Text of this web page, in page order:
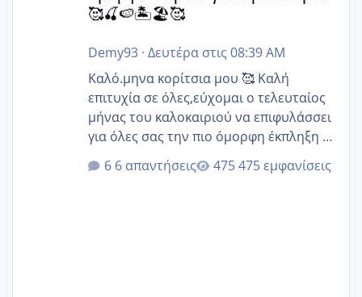
🥰🍒🍉🏝️🏖️🥰
Demy93· Δευτέρα στις 08:39 AM
Καλό.μηνα κορίτσια μου 🥰 Καλή
επιτυχία σε όλες,εύχομαι ο τελευταίος
μήνας του καλοκαιριού να επιφυλάσσει
για όλες σας την πιο όμορφη έκπληξη 🧿
@Elk @Melikara86 @Παρασκευαιδου
@Zenia z @melitiniღ @Christi.D.
6 απαντήσεις 475 εμφανίσεις